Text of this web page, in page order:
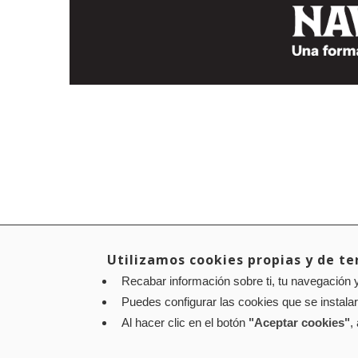
Utilizamos cookies propias y de
Recabar información sobre ti, tu
Puedes configurar las cookies que se
Al hacer clic en el botón "Aceptar cookies",